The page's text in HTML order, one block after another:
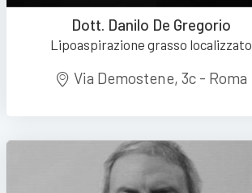
Dott. Danilo De Gregorio
Lipoaspirazione grasso localizzato
Via Demostene, 3c - Roma